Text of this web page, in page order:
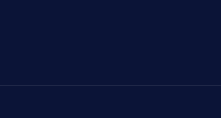
erleben? Testen Sie